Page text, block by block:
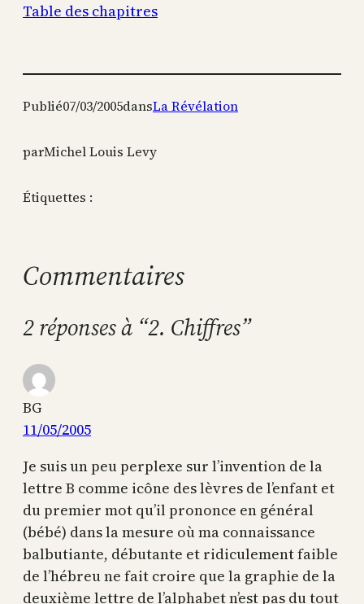
Table des chapitres
Publié07/03/2005dansLa Révélation
parMichel Louis Levy
Étiquettes :
Commentaires
2 réponses à “2. Chiffres”
BG
11/05/2005
Je suis un peu perplexe sur l’invention de la
lettre B comme icône des lèvres de l’enfant et
du premier mot qu’il prononce en général
(bébé) dans la mesure où ma connaissance
balbutiante, débutante et ridiculement faible
de l’hébreu ne fait croire que la graphie de la
deuxième lettre de l’alphabet n’est pas du tout